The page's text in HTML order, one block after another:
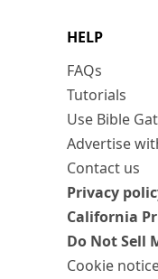
HELP
FAQs
Tutorials
Use Bible
Advertise
Contact us
Privacy
California
Do Not Sell
Cookie